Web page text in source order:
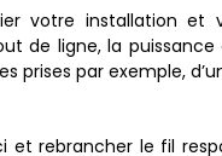
votre installation
de ligne, la
prises par exemple,
rebrancher le fil